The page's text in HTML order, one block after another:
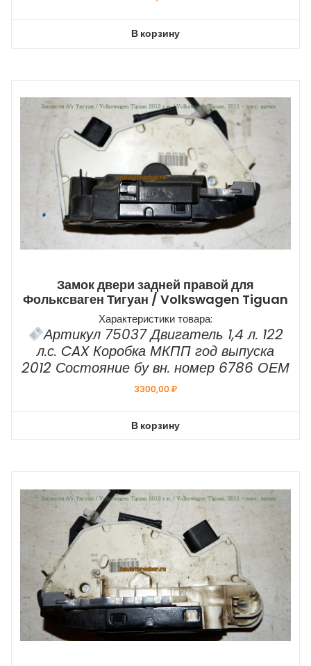
В корзину
Замок двери задней правой для
Фольксваген Тигуан / Volkswagen Tiguan
Характеристики товара:
Артикул 75037 Двигатель 1,4 л. 122
л.с. CAX Коробка МКПП год выпуска
2012 Состояние бу вн. номер 6786 ОЕМ
3300,00₽
В корзину